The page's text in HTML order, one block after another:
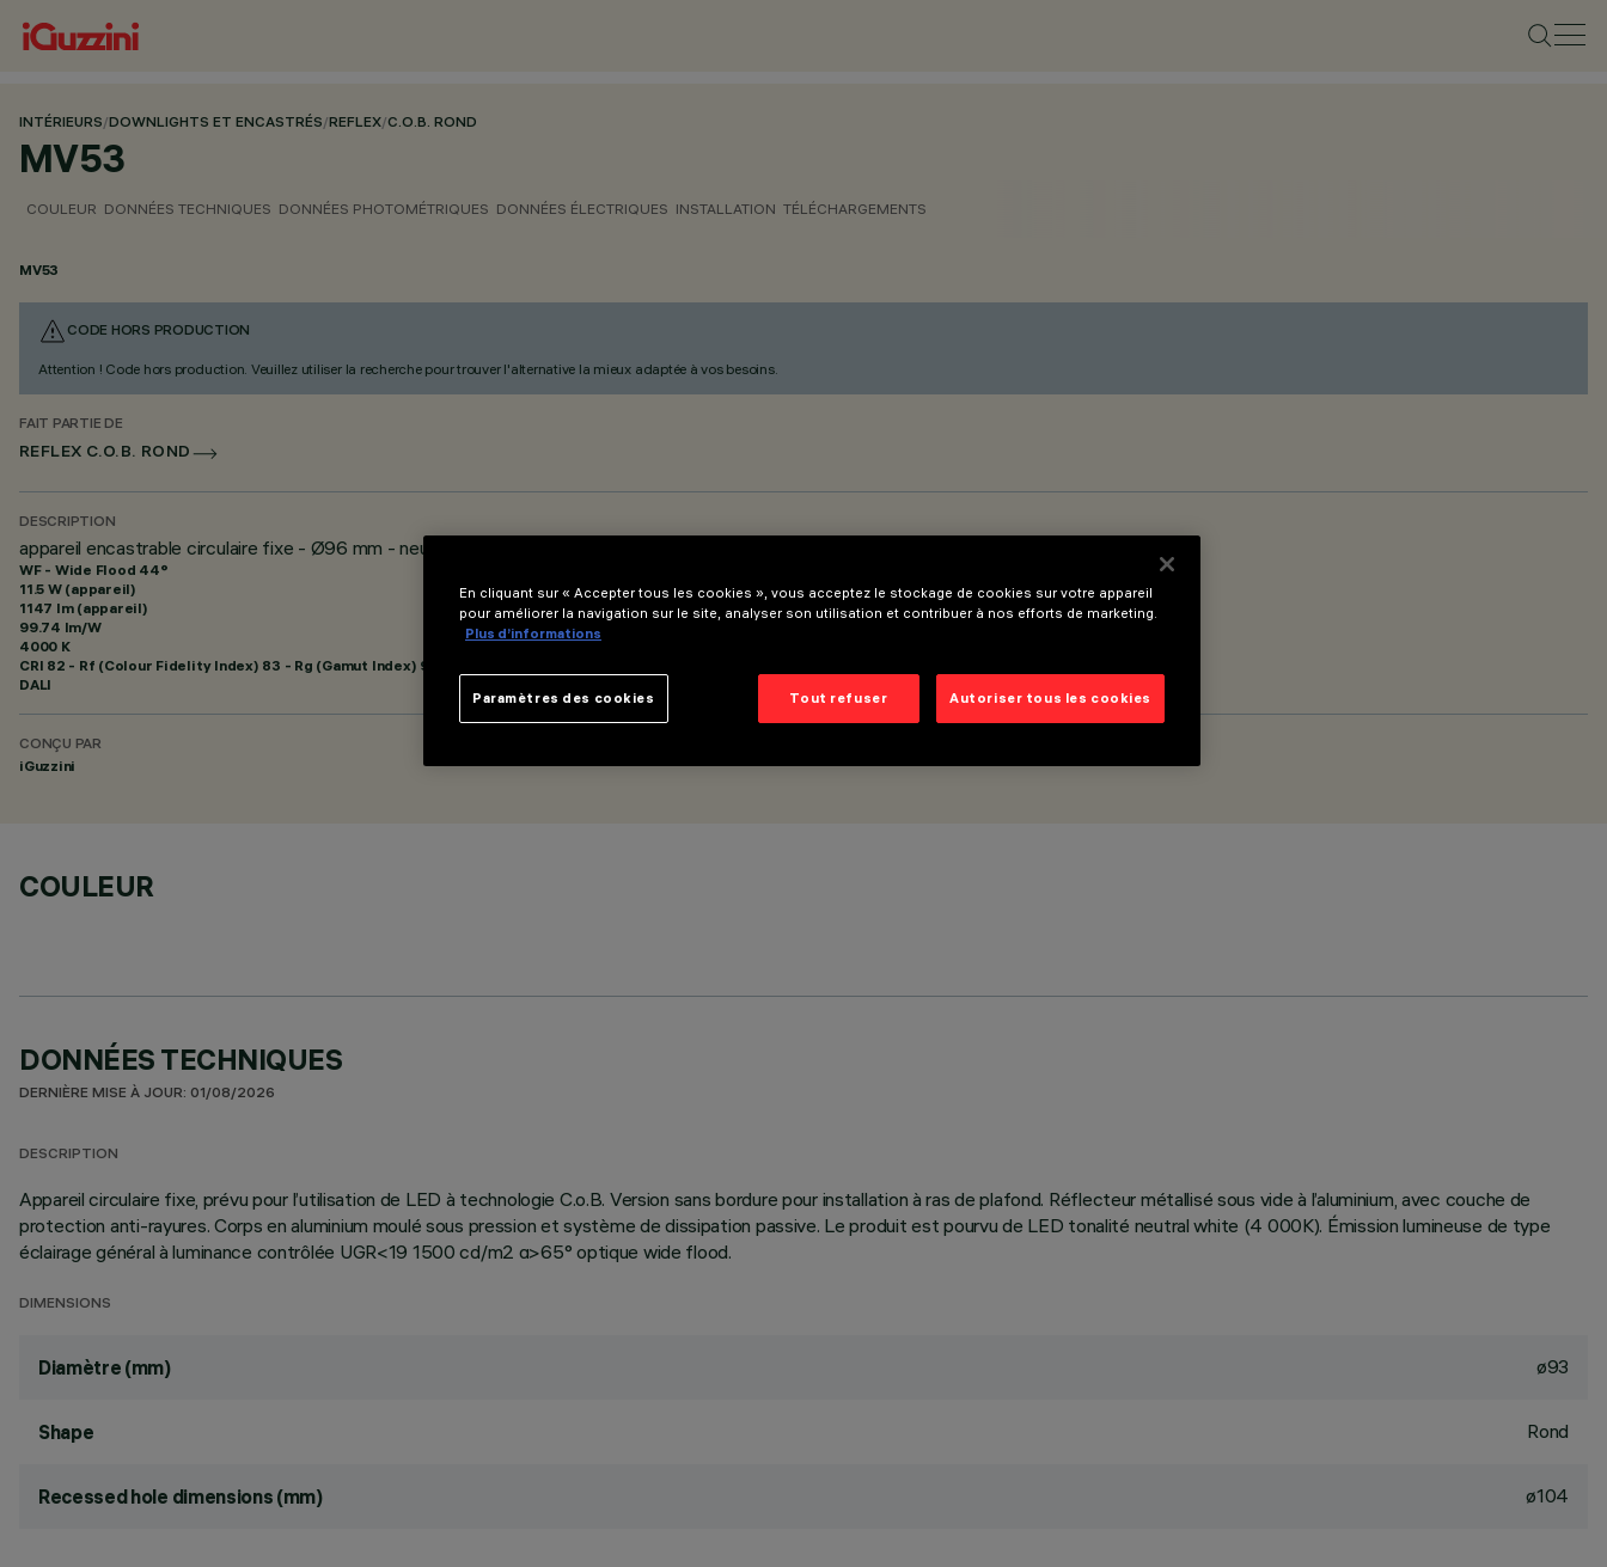
INTÉRIEURS/DOWNLIGHTS ET ENCASTRÉS/REFLEX/C.O.B. ROND
MV53
COULEUR DONNÉES TECHNIQUES DONNÉES PHOTOMÉTRIQUES DONNÉES ÉLECTRIQUES INSTALLATION TÉLÉCHARGEMENTS
MV53
CODE HORS PRODUCTION
Attention ! Code hors production. Veuillez utiliser la recherche pour trouver l'alternative la mieux adaptée à vos besoins.
FAIT PARTIE DE
REFLEX C.O.B. ROND
DESCRIPTION
appareil encastrable circulaire fixe - Ø96 mm - neutral white - optique wide flood - UGR<19
WF - Wide Flood 44°
11.5 W (appareil)
1147 lm (appareil)
99.74 lm/W
4000 K
CRI 82 - Rf (Colour Fidelity Index) 83 - Rg (Gamut Index) 94
DALI
CONÇU PAR
iGuzzini
COULEUR
DONNÉES TECHNIQUES
DERNIÈRE MISE À JOUR: 01/08/2026
DESCRIPTION
Appareil circulaire fixe, prévu pour l’utilisation de LED à technologie C.o.B. Version sans bordure pour installation à ras de plafond. Réflecteur métallisé sous vide à l’aluminium, avec couche de
protection anti-rayures. Corps en aluminium moulé sous pression et système de dissipation passive. Le produit est pourvu de LED tonalité neutral white (4 000K). Émission lumineuse de type
éclairage général à luminance contrôlée UGR<19 1500 cd/m2 α>65° optique wide flood.
DIMENSIONS
Diamètre (mm) ø93
Shape Rond
Recessed hole dimensions (mm) ø104
En cliquant sur « Accepter tous les cookies », vous acceptez le stockage de cookies sur votre appareil
pour améliorer la navigation sur le site, analyser son utilisation et contribuer à nos efforts de marketing.
Plus d’informations
Tout refuser Autoriser tous les cookies
Paramètres des cookies